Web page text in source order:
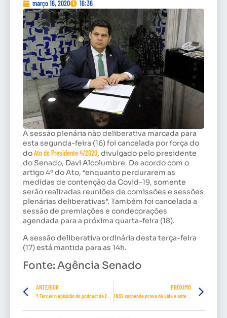
março 16, 2020 16:36
A sessão plenária não deliberativa marcada para
esta segunda-feira (16) foi cancelada por força do
doAto do Presidente 4/2020, divulgado pelo presidente
do Senado, Davi Alcolumbre. De acordo com o
artigo 4º do Ato, “enquanto perdurarem as
medidas de contenção da Covid-19, somente
serão realizadas reuniões de comissões e sessões
plenárias deliberativas”. Também foi cancelada a
sessão de premiações e condecorações
agendada para a próxima quarta-feira (18).
A sessão deliberativa ordinária desta terça-feira
(17) está mantida para as 14h.
Fonte: Agência Senado
ANTERIOR PRÓXIMO
INSS suspende prova de vida e antecipa 13º por coronavírus